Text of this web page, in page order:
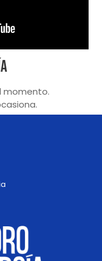
momento.